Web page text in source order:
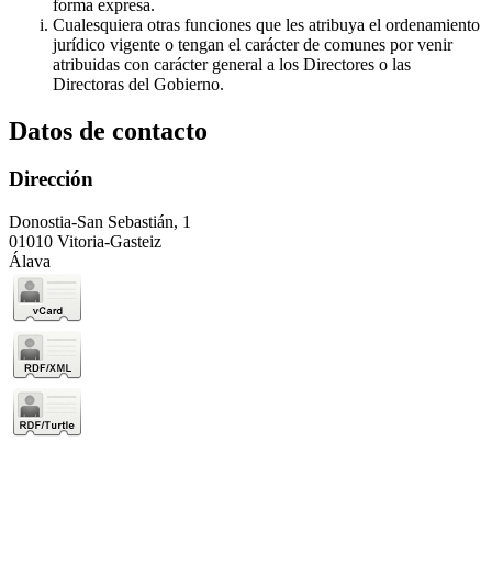
forma expresa.
Cualesquiera otras funciones que les atribuya el ordenamiento
jurídico vigente o tengan el carácter de comunes por venir
atribuidas con carácter general a los Directores o las
Directoras del Gobierno.
Datos de contacto
Dirección
Donostia-San Sebastián, 1
01010 Vitoria-Gasteiz
Álava